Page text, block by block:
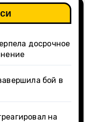
досрочное
бой в
на